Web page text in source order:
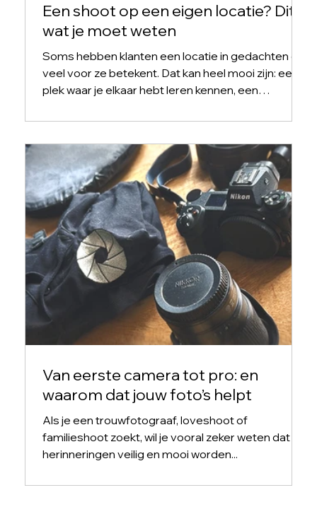
Een shoot op een eigen locatie? Dit is
wat je moet weten
Soms hebben klanten een locatie in gedachten die
veel voor ze betekent. Dat kan heel mooi zijn: een
plek waar je elkaar hebt leren kennen, een
stad. En dat kan zeker werken – maar niet elke
mooie plek is automatisch een goede fotolocatie.
Van eerste camera tot pro: en
waarom dat jouw foto’s helpt
Als je een trouwfotograaf, loveshoot of
familieshoot zoekt, wil je vooral zeker weten dat je
herinneringen veilig en mooi worden...